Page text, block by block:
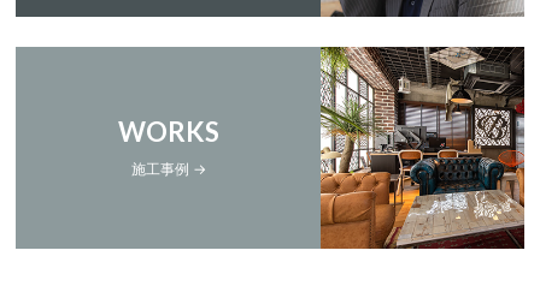
WORKS
施工事例 →